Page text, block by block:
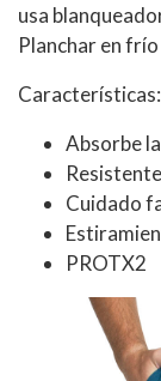
usa
Planchar en
Características:
Absorbe
Cuidado
PROTX2